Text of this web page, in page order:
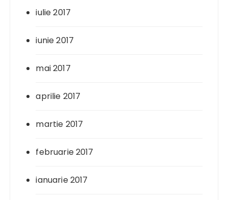
iulie 2017
iunie 2017
mai 2017
aprilie 2017
martie 2017
februarie 2017
ianuarie 2017